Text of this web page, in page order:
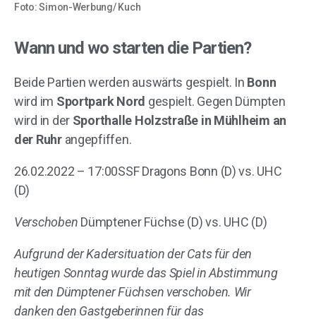
Foto: Simon-Werbung/ Kuch
Wann und wo starten die Partien?
Beide Partien werden auswärts gespielt. In Bonn
wird im Sportpark Nord gespielt. Gegen Dümpten
wird in der Sporthalle Holzstraße in Mühlheim an
der Ruhrangepfiffen.
26.02.2022 – 17:00SSF Dragons Bonn (D) vs. UHC
(D)
Verschoben Dümptener Füchse (D) vs. UHC (D)
Aufgrund der Kadersituation der Cats für den
heutigen Sonntag wurde das Spiel in Abstimmung
mit den Dümptener Füchsen verschoben. Wir
danken den Gastgeberinnen für das